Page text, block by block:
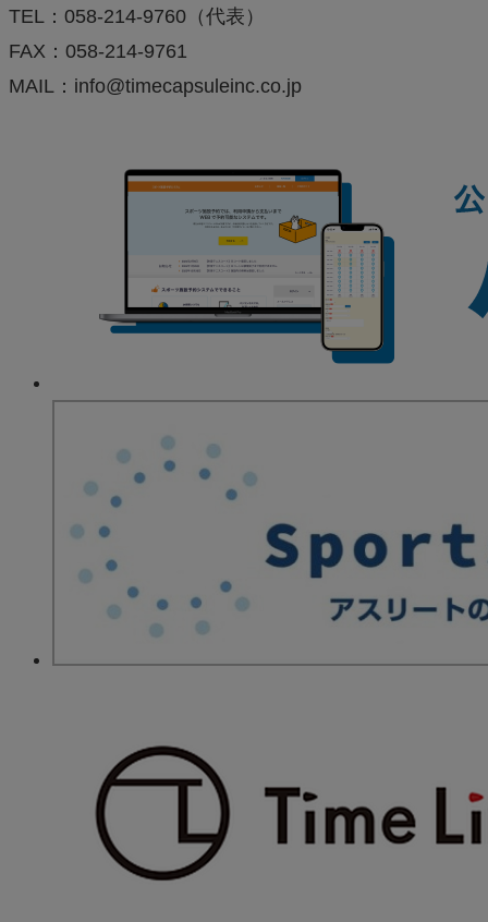
TEL：058-214-9760（代表）
FAX：058-214-9761
MAIL：info@timecapsuleinc.co.jp